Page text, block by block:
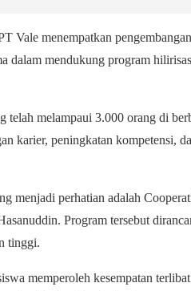
Vale menempatkan
dalam mendukung program
telah melampaui 3.000 orang di
karier, peningkatan kompetensi,
menjadi perhatian adalah
Program tersebut
tinggi.
memperoleh kesempatan